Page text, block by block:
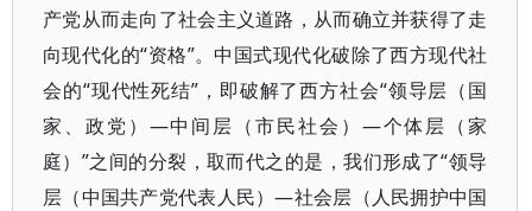
产党从而走向了社会主义道路，从而确立并获得了走
向现代化的“资格”。中国式现代化破除了西方现代社
会的“现代性死结”，即破解了西方社会“领导层（国
家、政党）—中间层（市民社会）—个体层（家
庭）”之间的分裂，取而代之的是，我们形成了“领导
层（中国共产党代表人民）—社会层（人民拥护中国